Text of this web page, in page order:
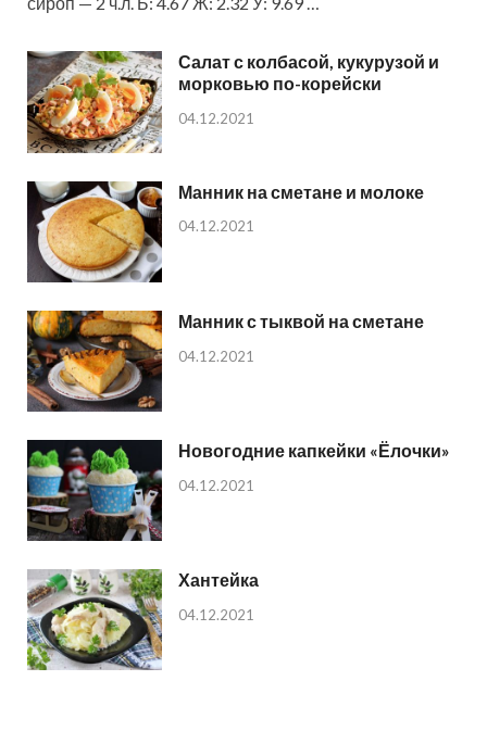
Салат с колбасой, кукурузой и
морковью по-корейски
04.12.2021
Манник на сметане и молоке
04.12.2021
Манник с тыквой на сметане
04.12.2021
Новогодние капкейки «Ёлочки»
04.12.2021
Хантейка
04.12.2021